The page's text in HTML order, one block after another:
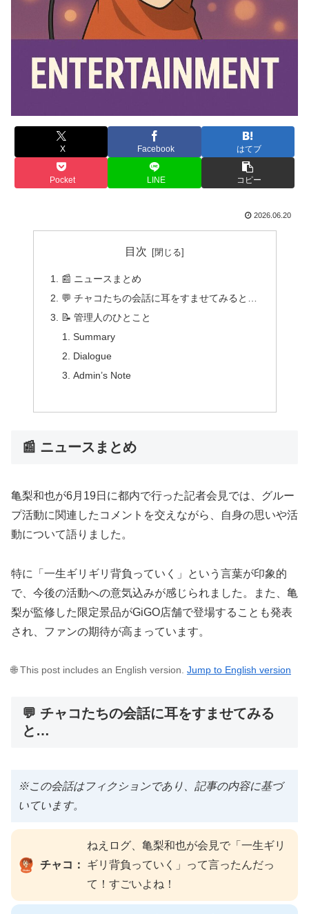
X Facebook はてブ
Pocket LINE コピー
2026.06.20
目次
📰 ニュースまとめ
💬 チャコたちの会話に耳をすませてみると…
📝 管理人のひとこと
Summary
Dialogue
Admin’s Note
📰 ニュースまとめ
亀梨和也が6月19日に都内で行った記者会見では、グルー
プ活動に関連したコメントを交えながら、自身の思いや活
動について語りました。
特に「一生ギリギリ背負っていく」という言葉が印象的
で、今後の活動への意気込みが感じられました。また、亀
梨が監修した限定景品がGiGO店舗で登場することも発表
され、ファンの期待が高まっています。
🌐 This post includes an English version. Jump to English version
💬 チャコたちの会話に耳をすませてみる
と…
※この会話はフィクションであり、記事の内容に基づ
いています。
チャコ：
ねえログ、亀梨和也が会見で「一生ギリ
ギリ背負っていく」って言ったんだっ
て！すごいよね！